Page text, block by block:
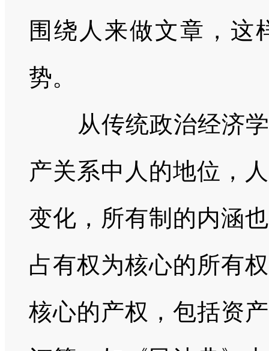
围绕人来做文章，这
势。
从传统政治经济学
产关系中人的地位，
变化，所有制的内涵
占有权为核心的所有
核心的产权，包括资